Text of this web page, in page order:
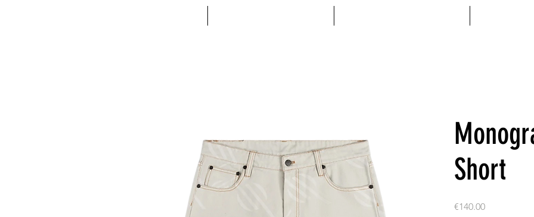
Short
€140.00Price